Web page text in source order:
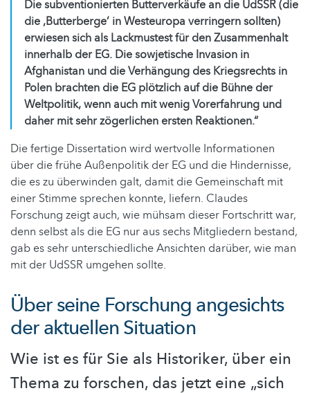
Die subventionierten Butterverkäufe an die UdSSR (die
die ‚Butterberge‘ in Westeuropa verringern sollten)
erwiesen sich als Lackmustest für den Zusammenhalt
innerhalb der EG. Die sowjetische Invasion in
Afghanistan und die Verhängung des Kriegsrechts in
Polen brachten die EG plötzlich auf die Bühne der
Weltpolitik, wenn auch mit wenig Vorerfahrung und
daher mit sehr zögerlichen ersten Reaktionen.“
Die fertige Dissertation wird wertvolle Informationen
über die frühe Außenpolitik der EG und die Hindernisse,
die es zu überwinden galt, damit die Gemeinschaft mit
einer Stimme sprechen konnte, liefern. Claudes
Forschung zeigt auch, wie mühsam dieser Fortschritt war,
denn selbst als die EG nur aus sechs Mitgliedern bestand,
gab es sehr unterschiedliche Ansichten darüber, wie man
mit der UdSSR umgehen sollte.
Über seine Forschung angesichts
der aktuellen Situation
Wie ist es für Sie als Historiker, über ein
Thema zu forschen, das jetzt eine „sich